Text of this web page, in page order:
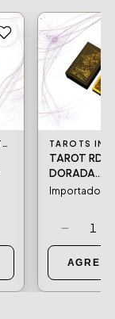
TAROTS IMPORTADOS Y NACIONALES
TAROT RDR
DORADA
(VERSION
Importado
− 1